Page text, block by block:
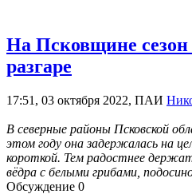
На Псковщине сезон
разгаре
17:51, 03 октября 2022, ПАИ
В северные районы Псковской
этом году она задержалась на
короткой. Тем радостнее
вёдра с белыми грибами,
Обсуждение 0